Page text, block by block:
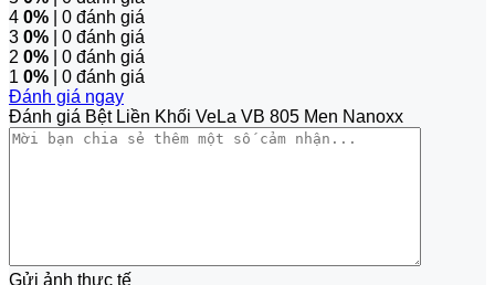
4 0% | 0 đánh giá
3 0% | 0 đánh giá
2 0% | 0 đánh giá
1 0% | 0 đánh giá
Đánh giá ngay
Đánh giá Bệt Liền Khối VeLa VB 805 Men Nanoxx
Gửi ảnh thực tế